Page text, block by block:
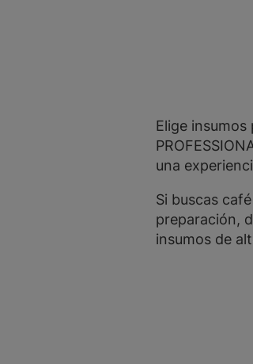
Elige
una
Si buscas
preparación,
insumos de